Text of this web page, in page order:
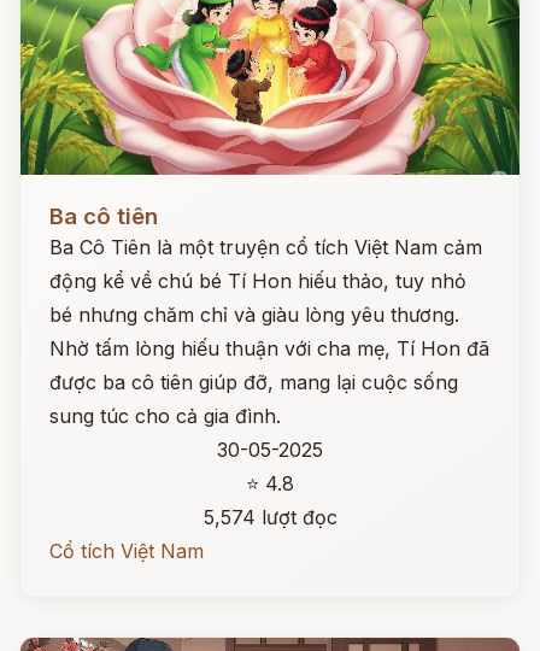
Ba cô tiên
Ba Cô Tiên là một truyện cổ tích Việt Nam cảm
động kể về chú bé Tí Hon hiếu thảo, tuy nhỏ
bé nhưng chăm chỉ và giàu lòng yêu thương.
Nhờ tấm lòng hiếu thuận với cha mẹ, Tí Hon đã
được ba cô tiên giúp đỡ, mang lại cuộc sống
sung túc cho cả gia đình.
30-05-2025
⭐ 4.8
5,574 lượt đọc
Cổ tích Việt Nam